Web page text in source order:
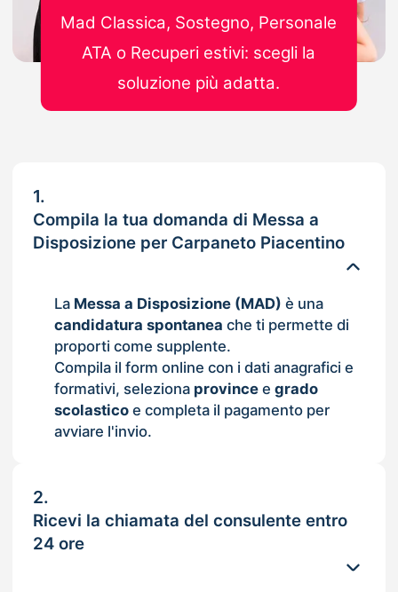
1.
Compila la tua domanda di Messa a
Disposizione per Carpaneto Piacentino
La Messa a Disposizione (MAD) è una
candidatura spontanea che ti permette di
proporti come supplente.
Compila il form online con i dati anagrafici e
formativi, seleziona provincee grado
scolasticoe completa il pagamento per
avviare l'invio.
2.
Ricevi la chiamata del consulente entro
24 ore
Mad Classica, Sostegno, Personale
ATA o Recuperi estivi: scegli la
soluzione più adatta.